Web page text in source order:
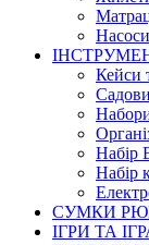
Насоси
Кейси
Набір
Набір
СУМКИ
ІГРИ ТА